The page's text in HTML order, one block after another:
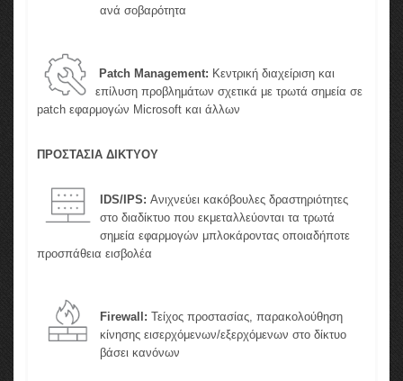
ανά σοβαρότητα
Patch Management: Κεντρική διαχείριση και
επίλυση προβλημάτων σχετικά με τρωτά σημεία σε
patch εφαρμογών Microsoft και άλλων
ΠΡΟΣΤΑΣΙΑ ΔΙΚΤΥΟΥ
IDS/IPS: Ανιχνεύει κακόβουλες δραστηριότητες
στο διαδίκτυο που εκμεταλλεύονται τα τρωτά
σημεία εφαρμογών μπλοκάροντας οποιαδήποτε
προσπάθεια εισβολέα
Firewall: Τείχος προστασίας, παρακολούθηση
κίνησης εισερχόμενων/εξερχόμενων στο δίκτυο
βάσει κανόνων